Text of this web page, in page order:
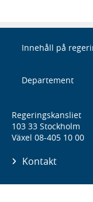
Innehåll på
Departement
Regeringskansliet
103 33 Stockholm
Växel 08-405 10 00
Kontakt